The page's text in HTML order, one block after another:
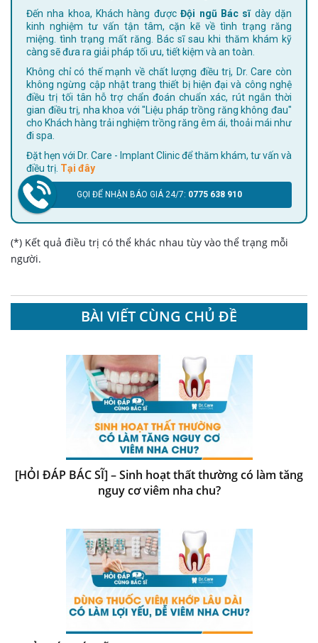
Đến nha khoa, Khách hàng đượcĐội ngũ Bác sĩdày dặn
kinh nghiệm tư vấn tận tâm, cặn kẽ về tình trạng răng
miệng. tình trạng mất răng. Bác sĩ sau khi thăm khám kỹ
càng sẽ đưa ra giải pháp tối ưu, tiết kiệm và an toàn.
Không chỉ có thế mạnh về chất lượng điều trị, Dr. Care còn
không ngừng cập nhật trang thiết bị hiện đại và công nghệ
điều trị tối tân hỗ trợ chẩn đoán chuẩn xác, rút ngắn thời
gian điều trị, nha khoa với "Liệu pháp trồng răng không đau"
cho Khách hàng trải nghiệm trồng răng êm ái, thoải mái như
đi spa.
Đặt hẹn với Dr. Care - Implant Clinic để thăm khám, tư vấn và
điều trị. Tại đây
GỌI ĐỂ NHẬN BÁO GIÁ 24/7: 0775 638 910
(*) Kết quả điều trị có thể khác nhau tùy vào thể trạng mỗi
người.
BÀI VIẾT CÙNG CHỦ ĐỀ
[HỎI ĐÁP BÁC SĨ] – Sinh hoạt thất thường có làm tăng
nguy cơ viêm nha chu?